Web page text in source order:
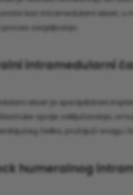
kao intramedularni ekser, u
zacjeljivanja.
intramedularni
ekser je specijalizirani
opcije zaključavanja,
čelika, pružajući snagu i
humeralnog